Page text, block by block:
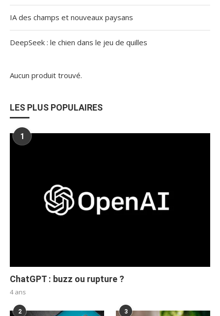
IA des champs et nouveaux paysans
DeepSeek : le chien dans le jeu de quilles
Aucun produit trouvé.
LES PLUS POPULAIRES
1
ChatGPT : buzz ou rupture ?
4 ans
2 3